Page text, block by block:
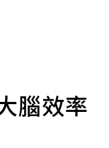
腦效率